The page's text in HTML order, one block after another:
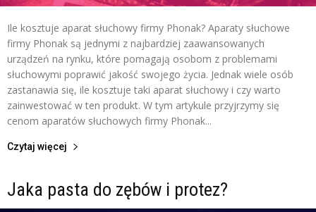
Ile kosztuje aparat słuchowy firmy Phonak? Aparaty słuchowe
firmy Phonak są jednymi z najbardziej zaawansowanych
urządzeń na rynku, które pomagają osobom z problemami
słuchowymi poprawić jakość swojego życia. Jednak wiele osób
zastanawia się, ile kosztuje taki aparat słuchowy i czy warto
zainwestować w ten produkt. W tym artykule przyjrzymy się
cenom aparatów słuchowych firmy Phonak...
Czytaj więcej
Jaka pasta do zębów i protez?